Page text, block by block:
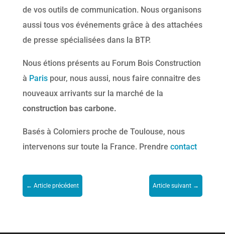
de vos outils de communication. Nous organisons
aussi tous vos événements grâce à des attachées
de presse spécialisées dans la BTP.
Nous étions présents au Forum Bois Construction
à Parispour, nous aussi, nous faire connaitre des
nouveaux arrivants sur la marché de la
construction bas carbone.
Basés à Colomiers proche de Toulouse, nous
intervenons sur toute la France. Prendre contact
← Article précédent Article suivant →